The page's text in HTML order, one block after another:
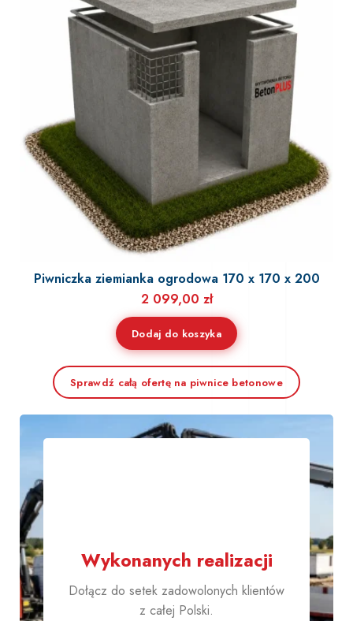
Piwniczka ziemianka ogrodowa 170 x 170 x 200
2 099,00 zł
Dodaj do koszyka
Sprawdź całą ofertę na piwnice betonowe
Wykonanych realizacji
Dołącz do setek zadowolonych klientów
z całej Polski.